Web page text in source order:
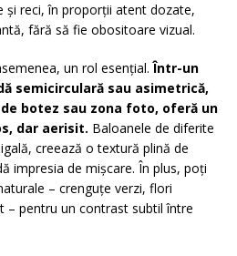
și reci, în proporții atent dozate,
fără să fie obositoare vizual.
un rol esențial.Într-un
semicirculară sau asimetrică,
botez sau zona foto, oferă un
dar aerisit. Baloanele de diferite
creează o textură plină de
impresia de mișcare. În plus, poți
– crenguțe verzi, flori
– pentru un contrast subtil între